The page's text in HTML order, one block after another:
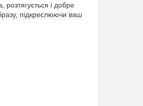
розтягується і добре
підкреслюючи ваш